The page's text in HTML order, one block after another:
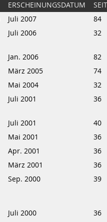
ERSCHEINUNGSDATUM
Juli 2007
84
Juli 2006 32
Jan. 2006
82
März 2005
74
Mai 2004
32
Juli 2001 36
Juli 2001
40
Mai 2001
36
Apr. 2001
36
März 2001
36
Sep. 2000 39
Juli 2000
36